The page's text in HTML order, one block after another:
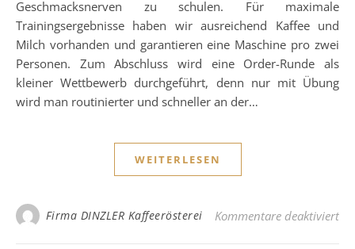
Geschmacksnerven zu schulen. Für maximale
Trainingsergebnisse haben wir ausreichend Kaffee und
Milch vorhanden und garantieren eine Maschine pro zwei
Personen. Zum Abschluss wird eine Order-Runde als
kleiner Wettbewerb durchgeführt, denn nur mit Übung
wird man routinierter und schneller an der…
WEITERLESEN
Firma DINZLER Kaffeerösterei Kommentare deaktiviertfür